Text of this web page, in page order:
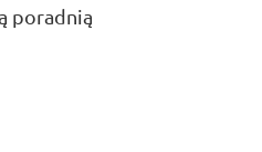
poradnią